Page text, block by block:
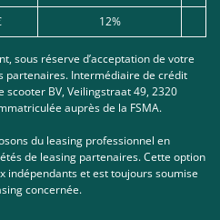
12%
sous réserve d’acceptation de votre
partenaires. Intermédiaire de crédit
scooter BV, Veilingstraat 49, 2320
auprès de la FSMA.
du leasing professionnel en
de leasing partenaires. Cette option
indépendants et est toujours soumise
concernée.